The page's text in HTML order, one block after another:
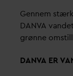
Gennem
DANVA v
grønne
DANVA ERV